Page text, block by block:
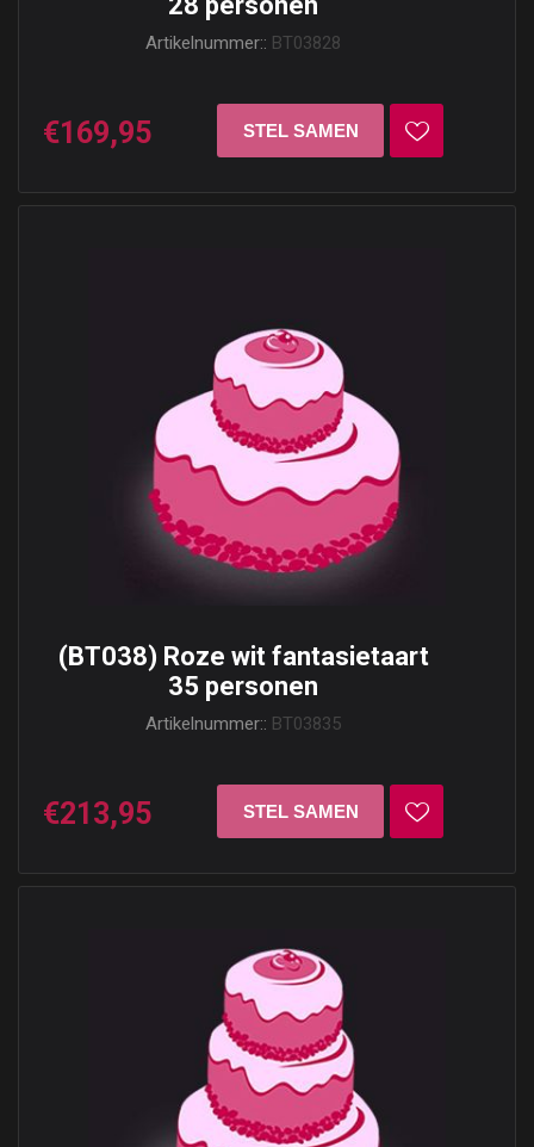
Artikelnummer:: BT03828
€169,95
(BT038) Roze wit fantasietaart
35 personen
Artikelnummer:: BT03835
€213,95